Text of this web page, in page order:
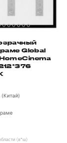
Global
(Китай)
(в*ш)